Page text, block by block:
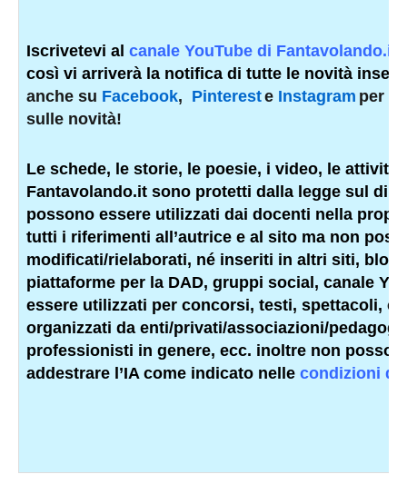
Iscrivetevi al canale YouTube di Fantavolando.it
così vi arriverà la notifica di tutte le novità
anche su Facebook, Pintereste Instagram per
sulle novità!
Le schede, le storie, le poesie, i video, le attività
Fantavolando.it sono protetti dalla legge sul
possono essere utilizzati dai docenti nella
tutti i riferimenti all’autrice e al sito ma non
modificati/rielaborati, né inseriti in altri siti,
piattaforme per la DAD, gruppi social, canale
essere utilizzati per concorsi, testi, spettacoli,
organizzati da enti/privati/associazioni/
professionisti in genere, ecc. inoltre non
addestrare l’IA come indicato nelle condizioni